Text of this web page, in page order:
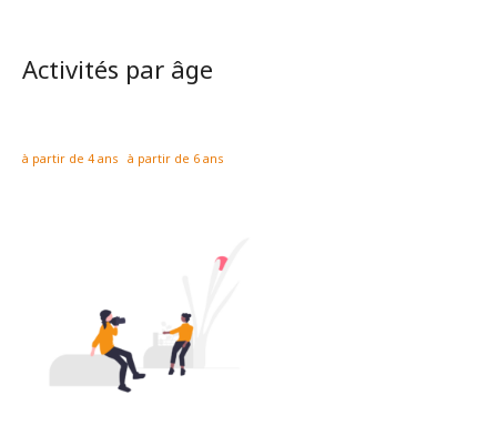
Activités par âge
à partir de 4 ans à partir de 6 ans